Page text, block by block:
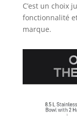
C’est un choix
fonctionnalité
marque.